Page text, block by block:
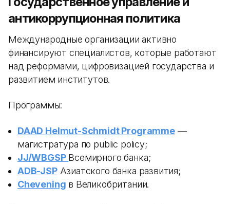
антикоррупционная политика
Международные организации активно
финансируют специалистов, которые работают
над реформами, цифровизацией государства и
развитием институтов.
Программы:
DAAD Helmut-Schmidt Programme—
магистратура по public policy;
JJ/WBGSP Всемирного банка;
ADB-JSPАзиатского банка развития;
Chevening в Великобритании.